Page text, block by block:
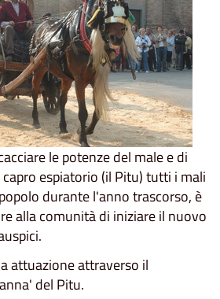
le potenze del male e di
espiatorio (il Pitu) tutti i mali
durante l'anno trascorso, è
alla comunità di iniziare il nuovo
attuazione attraverso il
del Pitu.